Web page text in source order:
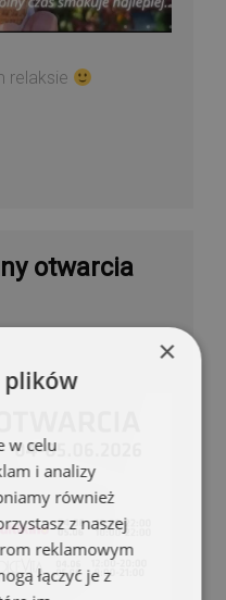
relaksie
otwarcia
×
plików
w celu
i analizy
również
z naszej
reklamowym
łączyć je z